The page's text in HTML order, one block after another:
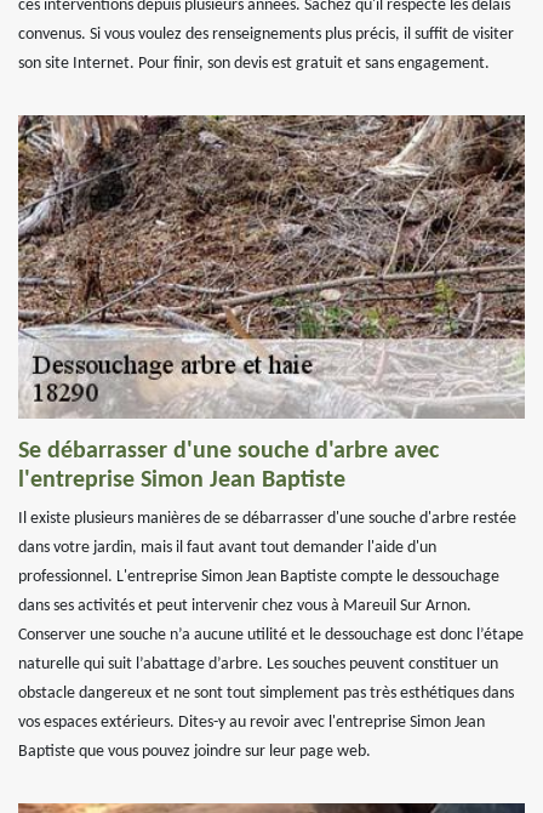
ces interventions depuis plusieurs années. Sachez qu'il respecte les délais
convenus. Si vous voulez des renseignements plus précis, il suffit de visiter
son site Internet. Pour finir, son devis est gratuit et sans engagement.
Se débarrasser d'une souche d'arbre avec
l'entreprise Simon Jean Baptiste
Il existe plusieurs manières de se débarrasser d'une souche d'arbre restée
dans votre jardin, mais il faut avant tout demander l'aide d'un
professionnel. L'entreprise Simon Jean Baptiste compte le dessouchage
dans ses activités et peut intervenir chez vous à Mareuil Sur Arnon.
Conserver une souche n’a aucune utilité et le dessouchage est donc l’étape
naturelle qui suit l’abattage d’arbre. Les souches peuvent constituer un
obstacle dangereux et ne sont tout simplement pas très esthétiques dans
vos espaces extérieurs. Dites-y au revoir avec l'entreprise Simon Jean
Baptiste que vous pouvez joindre sur leur page web.